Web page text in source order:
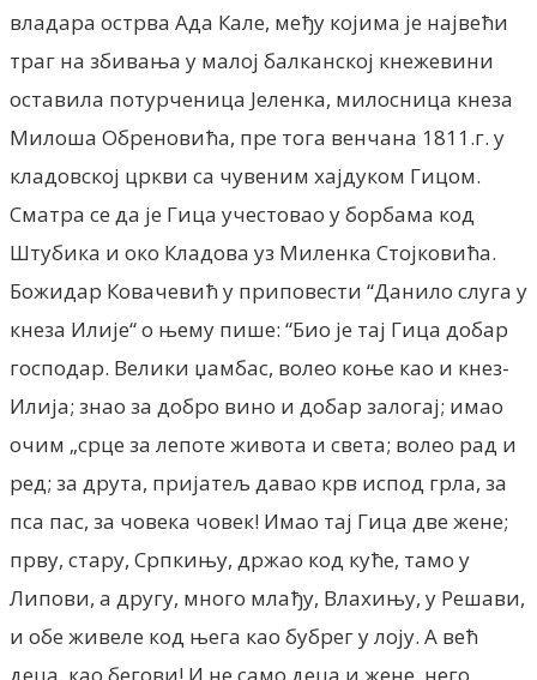
владара острва Ада Кале, међу којима је највећи
траг на збивања у малој балканској кнежевини
оставила потурченица Јеленка, милосница кнеза
Милоша Обреновића, пре тога венчана 1811.г. у
кладовској цркви са чувеним хајдуком Гицом.
Сматра се да је Гица учестовао у борбама код
Штубика и око Кладова уз Миленка Стојковића.
Божидар Ковачевић у приповести “Данило слуга у
кнеза Илије“ о њему пише: “Био је тај Гица добар
господар. Велики џамбас, волео коње као и кнез-
Илија; знао за добро вино и добар залогај; имао
очим „срце за лепоте живота и света; волео рад и
ред; за друта, пријатељ давао крв испод грла, за
пса пас, за човека човек! Имао тај Гица две жене;
прву, стару, Српкињу, држао код куће, тамо у
Липови, а другу, много млађу, Влахињу, у Решави,
и обе живеле код њега као бубрег у лоју. А већ
деца, као бегови! И не само деца и жене, него